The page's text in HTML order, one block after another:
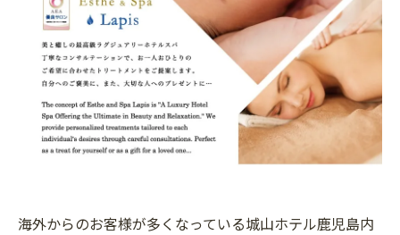
海外からのお客様が多くなっている城山ホテル鹿児島内